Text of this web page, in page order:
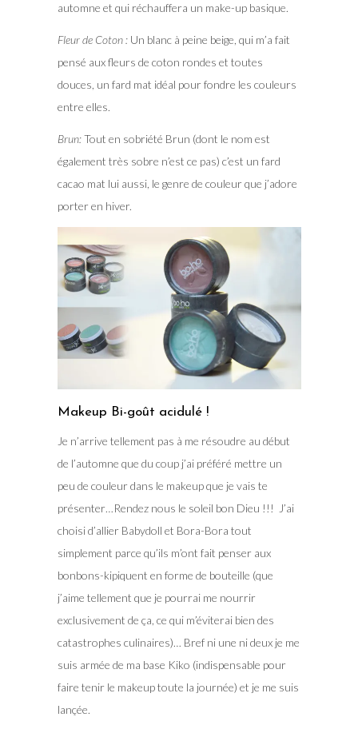
automne et qui réchauffera un make-up basique.
Fleur de Coton :Un blanc à peine beige, qui m’a fait
pensé aux fleurs de coton rondes et toutes
douces, un fard mat idéal pour fondre les couleurs
entre elles.
Brun:Tout en sobriété Brun (dont le nom est
également très sobre n’est ce pas) c’est un fard
cacao mat lui aussi, le genre de couleur que j’adore
porter en hiver.
Makeup Bi-goût acidulé !
Je n’arrive tellement pas à me résoudre au début
de l’automne que du coup j’ai préféré mettre un
peu de couleur dans le makeup que je vais te
présenter…Rendez nous le soleil bon Dieu !!! J’ai
choisi d’allier Babydoll et Bora-Bora tout
simplement parce qu’ils m’ont fait penser aux
bonbons-kipiquent en forme de bouteille (que
j’aime tellement que je pourrai me nourrir
exclusivement de ça, ce qui m’éviterai bien des
catastrophes culinaires)… Bref ni une ni deux je me
suis armée de ma base Kiko (indispensable pour
faire tenir le makeup toute la journée) et je me suis
lançée.